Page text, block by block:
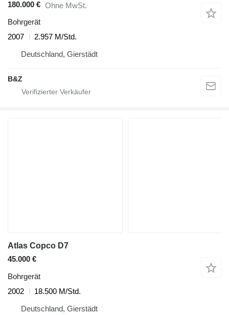
180.000 € Ohne MwSt.
Bohrgerät
2007
2.957 M/Std.
Deutschland, Gierstädt
B&Z
Atlas Copco D7
45.000 €
Bohrgerät
2002
18.500 M/Std.
Deutschland, Gierstädt